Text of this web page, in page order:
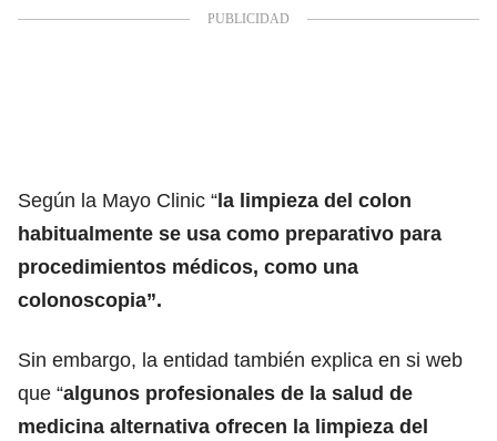
Según la Mayo Clinic “la limpieza del colon
habitualmente se usa como preparativo para
procedimientos médicos, como una
colonoscopia”.
Sin embargo, la entidad también explica en si web
que “algunos profesionales de la salud de
medicina alternativa ofrecen la limpieza del